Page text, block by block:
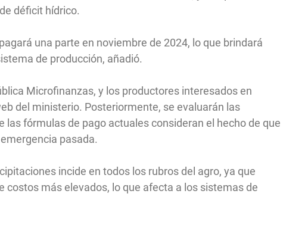
déficit hídrico.
una parte en noviembre de 2024, lo que brindará
de producción, añadió.
Microfinanzas, y los productores interesados en
del ministerio. Posteriormente, se evaluarán las
fórmulas de pago actuales consideran el hecho de que
pasada.
incide en todos los rubros del agro, ya que
costos más elevados, lo que afecta a los sistemas de